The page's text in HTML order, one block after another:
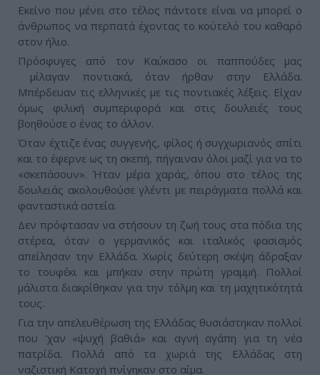
Εκείνο που μένει στο τέλος πάντοτε είναι να μπορεί ο
άνθρωπος να περπατά έχοντας το κούτελό του καθαρό
στον ήλιο.
Πρόσφυγες από τον Καύκασο οι παππούδες μας
μίλαγαν ποντιακά, όταν ήρθαν στην Ελλάδα.
Μπέρδευαν τις ελληνικές με τις ποντιακές λέξεις. Είχαν
όμως φιλική συμπεριφορά και στις δουλειές τους
βοηθούσε ο ένας το άλλον.
Όταν έχτιζε ένας συγγενής, φίλος ή συγχωριανός σπίτι
και το έφερνε ως τη σκεπή, πήγαιναν όλοι μαζί για να το
«σκεπάσουν». Ήταν μέρα χαράς, όπου στο τέλος της
δουλειάς ακολουθούσε γλέντι με πειράγματα πολλά και
φανταστικά αστεία.
Δεν πρόφτασαν να στήσουν τη ζωή τους στα πόδια της
στέρεα, όταν ο γερμανικός και ιταλικός φασισμός
απείλησαν την Ελλάδα. Χωρίς δεύτερη σκέψη άδραξαν
το τουφέκι και μπήκαν στην πρώτη γραμμή. Πολλοί
μάλιστα διακρίθηκαν για την τόλμη και τη μαχητικότητά
τους.
Για την απελευθέρωση της Ελλάδας θυσιάστηκαν πολλοί
που 'χαν «ψυχή βαθιά» και αγνή αγάπη για τη νέα
πατρίδα. Πολλά από τα χωριά της Ελλάδας στη
ναζιστική Κατοχή πνίγηκαν στο αίμα.